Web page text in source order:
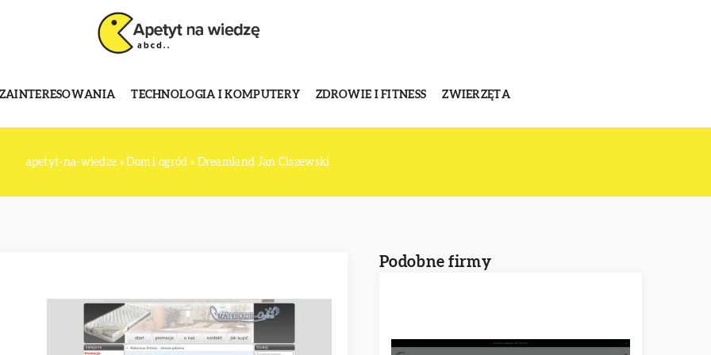
TECHNOLOGIA I KOMPUTERY ZDROWIE I FITNESS ZWIERZĘTA
apetyt-na-wiedze »Dom i ogród » Dreamland Jan Ciszewski
Podobne firmy